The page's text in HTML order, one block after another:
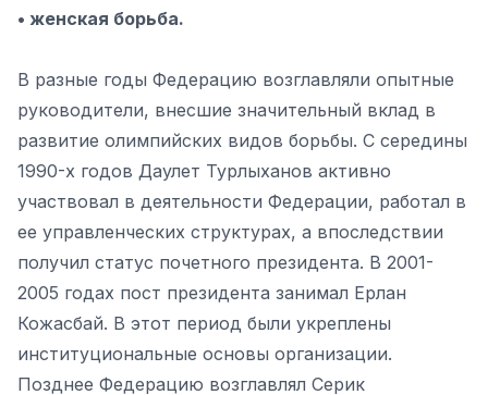
• женская борьба.
В разные годы Федерацию возглавляли опытные
руководители, внесшие значительный вклад в
развитие олимпийских видов борьбы. С середины
1990-х годов Даулет Турлыханов активно
участвовал в деятельности Федерации, работал в
ее управленческих структурах, а впоследствии
получил статус почетного президента. В 2001-
2005 годах пост президента занимал Ерлан
Кожасбай. В этот период были укреплены
институциональные основы организации.
Позднее Федерацию возглавлял Серик